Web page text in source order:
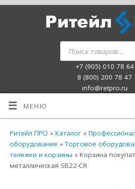
+7 (905) 010 78 64
8 (800) 200 78 47
info@retpro.ru
МЕНЮ
Ритейл ПРО »Каталог »
оборудование »Торговое
тележки и корзины » Корзина
металлическая SB22-CR